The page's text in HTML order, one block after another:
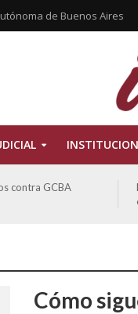
de Buenos Aires
contra GCBA y
Cómo